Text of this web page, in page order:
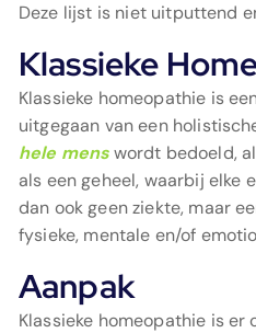
Deze lijst is niet uitputtend
Klassieke
Klassieke homeopathie is
uitgegaan van een
hele menswordt bedoeld,
als een geheel, waarbij elke
dan ook geen ziekte, maar
fysieke, mentale en/of
Aanpak
Klassieke homeopathie is